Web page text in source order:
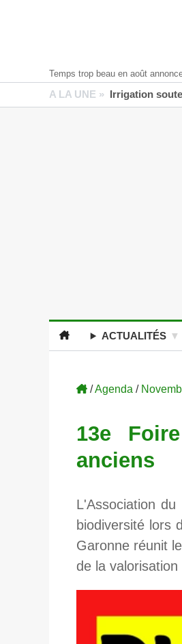
Temps trop beau en août
A LA UNE » Irrigation
ACTUALITÉS
/Agenda /
13e
anciens
L'Association
biodiversité lors
Garonne réunit
de la